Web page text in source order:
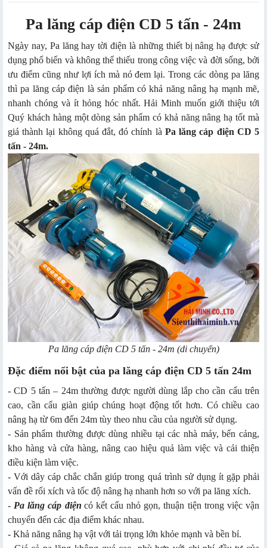
Pa lăng cáp điện CD 5 tấn - 24m
Ngày nay, Pa lăng hay tời điện là những thiết bị nâng hạ được sử
dụng phổ biến và không thể thiếu trong công việc và đời sống, bởi
ưu điểm cũng như lợi ích mà nó đem lại. Trong các dòng pa lăng
thì pa lăng cáp điện là sản phẩm có khả năng nâng hạ mạnh mẽ,
nhanh chóng và ít hỏng hóc nhất. Hải Minh muốn giới thiệu tới
Quý khách hàng một dòng sản phẩm có khả năng nâng hạ tốt mà
giá thành lại không quá đắt, đó chính là Pa lăng cáp điện CD 5
tấn - 24m.
Pa lăng cáp điện CD 5 tấn - 24m (di chuyển)
Đặc điểm nổi bật của pa lăng cáp điện CD 5 tấn 24m
- CD 5 tấn – 24m thường được người dùng lắp cho cần cẩu trên
cao, cần cẩu giàn giúp chúng hoạt động tốt hơn. Có chiều cao
nâng hạ từ 6m đến 24m tùy theo nhu cầu của người sử dụng.
- Sản phẩm thường được dùng nhiều tại các nhà máy, bến cảng,
kho hàng và cửa hàng, nâng cao hiệu quả làm việc và cải thiện
điều kiện làm việc.
- Với dây cáp chắc chắn giúp trong quá trình sử dụng ít gặp phải
vấn đề rối xích và tốc độ nâng hạ nhanh hơn so với pa lăng xích.
- Pa lăng cáp điện có kết cấu nhỏ gọn, thuận tiện trong việc vận
chuyển đến các địa điểm khác nhau.
- Khả năng nâng hạ vật với tải trọng lớn khỏe mạnh và bền bỉ.